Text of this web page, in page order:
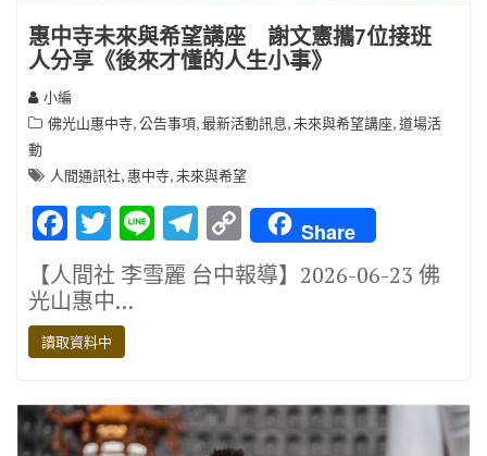
惠中寺未來與希望講座 謝文憲攜7位接班
人分享《後來才懂的人生小事》
小編
佛光山惠中寺,公告事項,最新活動訊息,未來與希望講座,道場活
動
人間通訊社, 惠中寺,未來與希望
F
ac
e
b
o
o
k
T
w
it
te
r
Li
n
e
T
el
e
m
C
o
p
n
k
Share
【人間社 李雪麗 台中報導】2026-06-23 佛
光山惠中…
讀取資料中